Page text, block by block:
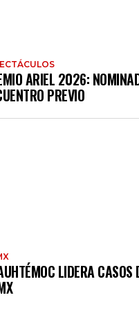
ARIEL 2026:
PREVIO
LIDERA CASOS